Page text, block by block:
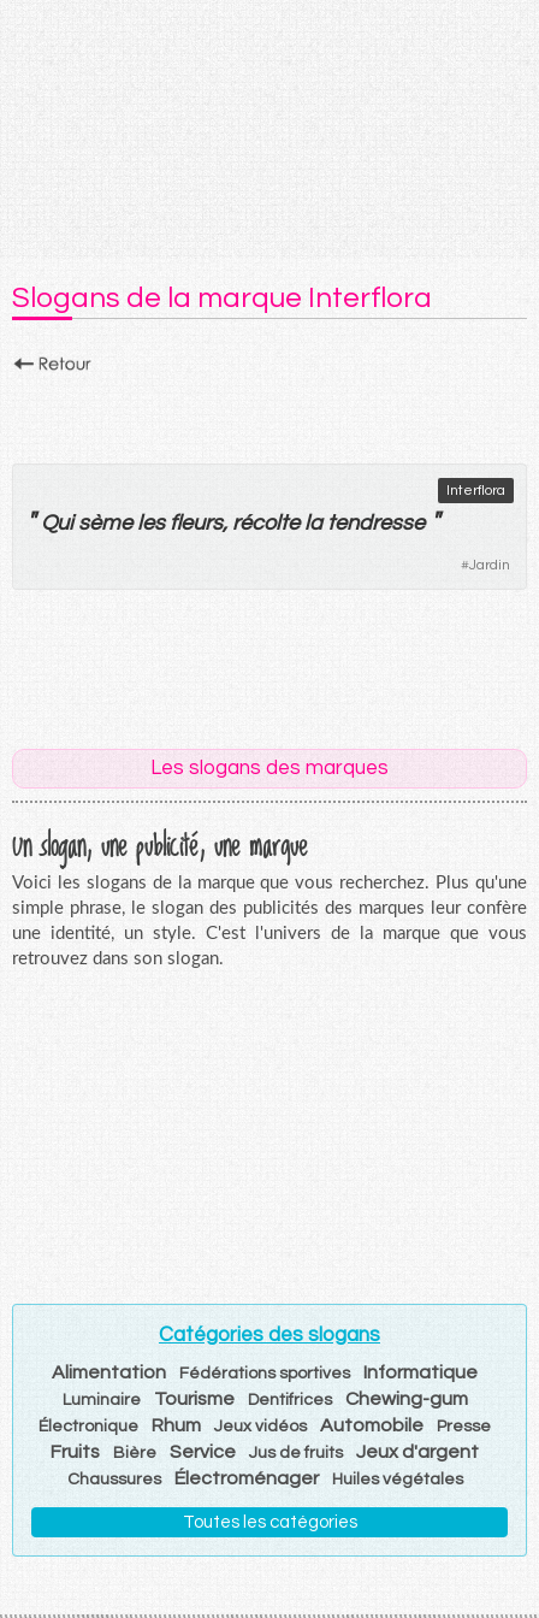
Slogans de la marque Interflora
Interflora
" Qui sème les fleurs, récolte la tendresse "
#Jardin
Les slogans des marques
Un slogan, une publicité, une marque
Voici les slogans de la marque que vous recherchez. Plus qu'une
simple phrase, le slogan des publicités des marques leur confère
une identité, un style. C'est l'univers de la marque que vous
retrouvez dans son slogan.
Catégories des slogans
Alimentation Fédérations sportives Informatique
Luminaire Tourisme Dentifrices Chewing-gum
Électronique Rhum Jeux vidéos Automobile Presse
Fruits Bière Service Jus de fruits Jeux d'argent
Chaussures Électroménager Huiles végétales
Toutes les catégories